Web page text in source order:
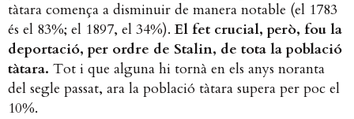
tàtara comença a disminuir de manera notable (el 1783
és el 83%; el 1897, el 34%).El fet crucial, però, fou la
deportació, per ordre de Stalin, de tota la població
tàtara. Tot i que alguna hi tornà en els anys noranta
del segle passat, ara la població tàtara supera per poc el
10%.